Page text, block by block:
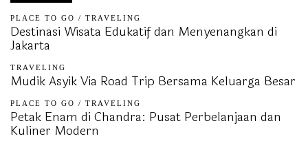
PLACE TO GO / TRAVELING
Destinasi Wisata Edukatif dan Menyenangkan di
Jakarta
TRAVELING
Mudik Asyik Via Road Trip Bersama Keluarga Besar
PLACE TO GO / TRAVELING
Petak Enam di Chandra: Pusat Perbelanjaan dan
Kuliner Modern